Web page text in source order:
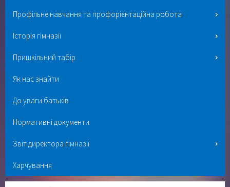
Профільне навчання та профорієнтаційна робота
Історія гімназії
Пришкільний табір
Як нас знайти
До уваги батьків
Нормативні документи
Звіт директора гімназії
Харчування